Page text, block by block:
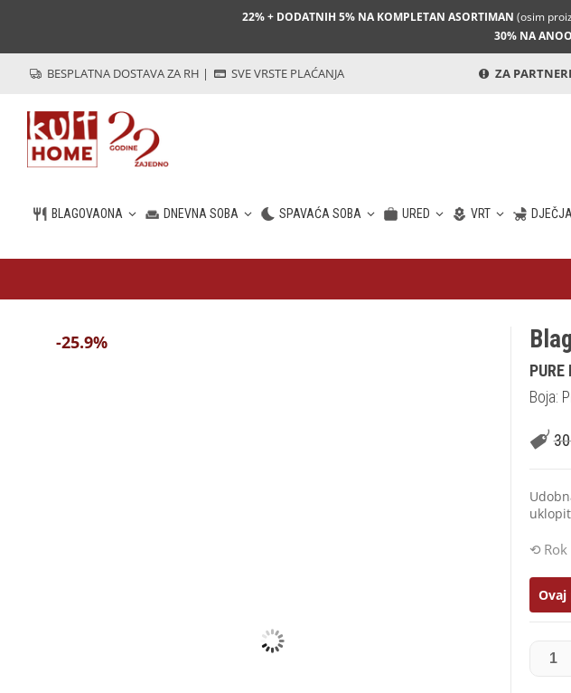
22% + DODATNIH 5% NA KOMPLETAN ASORTIMAN (osim
30% NA
BESPLATNA DOSTAVA ZA RH | SVE VRSTE PLAĆANJA ZA
BLAGOVAONA DNEVNA SOBA SPAVAĆA SOBA URED VRT
HR
-25.9%
Boja:
Ovaj